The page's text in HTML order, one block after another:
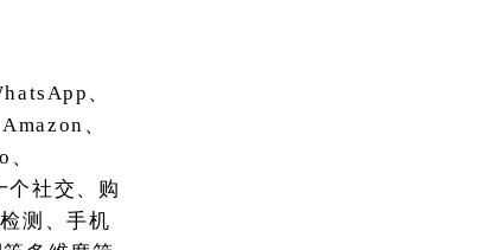
、
、
个社交、购
测、手机